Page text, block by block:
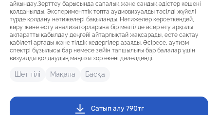
айқындау.Зерттеу барысында сапалық және сандық әдістер кешені
қолданылды. Эксперименттік топта аудиовизуалды тәсілді жүйелі
түрде қолдану нәтижелері бақыланды. Нәтижелер көрсеткендей,
көру және есту анализаторларына бір мезгілде әсер ету арқылы
ақпаратты қабылдау деңгейі айтарлықтай жақсарады, есте сақтау
қабілеті артады және тілдік кедергілер азаяды. Әсіресе, аутизм
спектрі бұзылысы бар немесе зейін тапшылығы бар балалар үшін
визуалды қолдаудың маңызы зор екені дәлелденді.
Шет тілі Мақала Басқа
Сатып алу 790тг